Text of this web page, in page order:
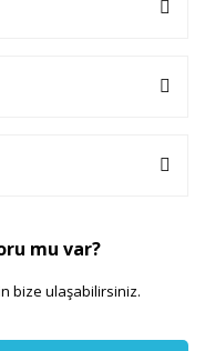
mu var?
bize ulaşabilirsiniz.